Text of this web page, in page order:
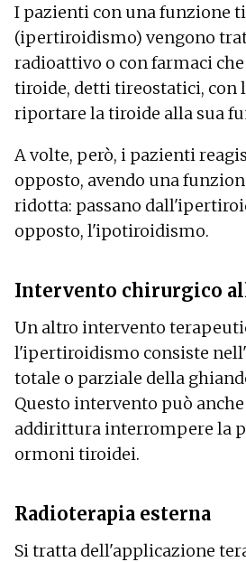
I pazienti con una funzione
(ipertiroidismo) vengono
radioattivo o con farmaci
tiroide, detti tireostatici, con
riportare la tiroide alla sua
A volte, però, i pazienti
opposto, avendo una
ridotta: passano
opposto, l'ipotiroidismo.
Intervento chirurgico
Un altro intervento
l'ipertiroidismo consiste
totale o parziale della
Questo intervento può
addirittura interrompere la
ormoni tiroidei.
Radioterapia esterna
Si tratta dell'applicazione